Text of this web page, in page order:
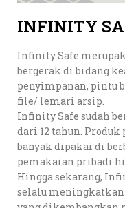
INFINITY
Infinity Safe
bergerak di bidang
penyimpanan, pintu
file/ lemari arsip.
Infinity Safe sudah
dari 12 tahun.
banyak dipakai di
pemakaian pribadi
Hingga sekarang,
selalu meningkatkan